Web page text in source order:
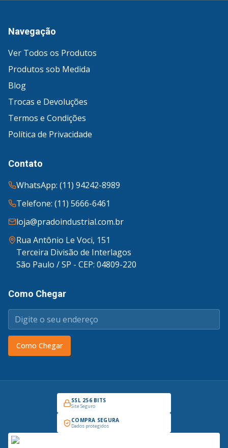
Navegação
Ver Todos os Produtos
Produtos sob Medida
Blog
Trocas e Devoluções
Termos e Condições
Política de Privacidade
Contato
WhatsApp: (11) 94242-8989
Telefone: (11) 5666-6461
loja@pradoindustrial.com.br
Rua Antônio Le Voci, 151
Terceira Divisão de Interlagos
São Paulo / SP - CEP: 04809-220
Como Chegar
Como Chegar
SSL 256 BITS
Site Seguro
COMPRA SEGURA
Dados protegidos